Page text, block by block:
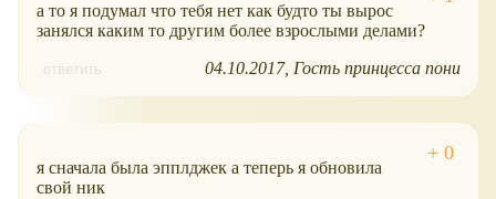
а то я подумал что тебя нет как будто ты вырос
занялся каким то другим более взрослыми делами?
ответить 04.10.2017 Гость принцесса пони
я сначала была эпплджек а теперь я обновила
свой ник